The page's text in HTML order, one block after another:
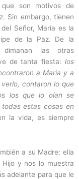
son motivos de
Sin embargo, tienen
Señor, María es la
de la Paz. De la
las otras
de tanta fiesta: los
a María y a
contaron lo que
los que lo oían se
estas cosas en
la vida, es siempre
a su Madre: ella
y nos lo muestra
adelante para que le